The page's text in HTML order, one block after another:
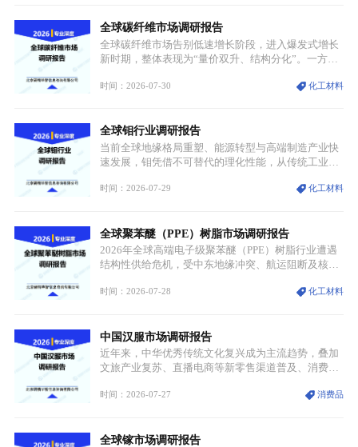
型为新能源核心战略矿产，全球产业形成“印尼掌控
资源与产能、中国主导消费与技术、工艺向低碳湿法
迭代、再生镍加速补位”的全新格局。
全球碳纤维市场调研报告
全球碳纤维市场告别低速增长阶段，进入爆发式增长
新时期，整体表现为“量价双升、结构分化”。一方面
持续扩张；另一方面产品、需求、应用场景呈现明显
体规模扩张，高附加值领域与规模化工业应用形成两
大独立增长体系。
时间：2026-07-30 化工材料
全球钼行业调研报告
当前全球地缘格局重塑、能源转型与高端制造产业快
速发展，钼凭借不可替代的理化性能，从传统工业金
需格局重构、价值体系重估的新阶段。钼是典型难熔
贯穿传统工业、高端制造、军工、新能源等多个核心
产业，成为现代工业体系中不可或缺的基础材料。
时间：2026-07-29 化工材料
全球聚苯醚（PPE）树脂市场调研报告
2026年全球高端电子级聚苯醚（PPE）树脂行业遭遇
结构性供给危机，受中东地缘冲突、航运阻断及核心
停产，行业长期维持寡头垄断的供应链格局彻底瓦
价无市”的供给真空，并沿高频覆铜板、PCB电路板向
AI服务器、5G基站等高端电子终端持续传导，全产业
链生产、成本、交付均承受巨大压力。
时间：2026-07-28 化工材料
中国汉服市场调研报告
近年来，中华优秀传统文化复兴成为主流趋势，叠加
文旅产业复苏、直播电商等新零售渠道普及、消费群
服不再局限于传统节日、古风活动等小众场景，逐步
重要载体。同时，行业标准落地、生产技术升级、原
时间：2026-07-27 消费品
全球镓市场调研报告